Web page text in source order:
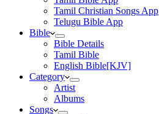
Tamil Christian Songs App
Telugu Bible App
Bible
Bible Details
Tamil Bible
English Bible[KJV]
Category
Artist
Albums
Songs